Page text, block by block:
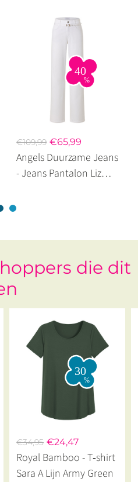
€109,99 €65,99
Angels Duurzame Jeans
- Jeans Pantalon Liz
die dit
€34,95 €24,47
Royal Bamboo - T‑shirt
Sara A Lijn Army Green